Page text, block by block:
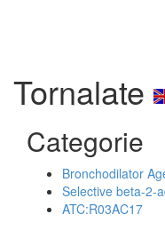
Tornalate
Categorie
Bronchodilator
Selective beta-2-
ATC:R03AC17